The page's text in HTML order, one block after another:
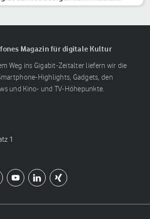
Magazin für digitale Kultur
Weg ins Gigabit-Zeitalter liefern wir die
Highlights, Gadgets, den
und Kino- und TV-Höhepunkte.
1